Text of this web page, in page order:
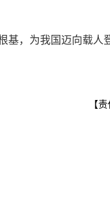
基，为我国迈向载人
【